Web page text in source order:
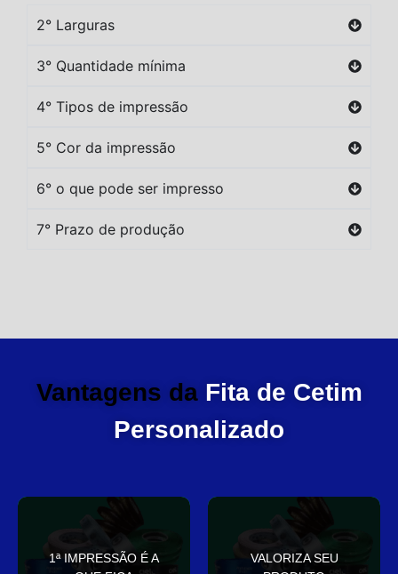
2° Larguras
3° Quantidade mínima
4° Tipos de impressão
5° Cor da impressão
6° o que pode ser impresso
7° Prazo de produção
Vantagens da Fita de Cetim
Personalizado
1ª IMPRESSÃO É A
Sua embalagem fala por
você
VALORIZA SEU
que deixa sua embalagem
elegante